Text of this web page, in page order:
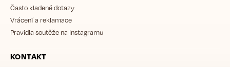
Často kladené dotazy
Vrácení a reklamace
Pravidla soutěže na Instagramu
KONTAKT